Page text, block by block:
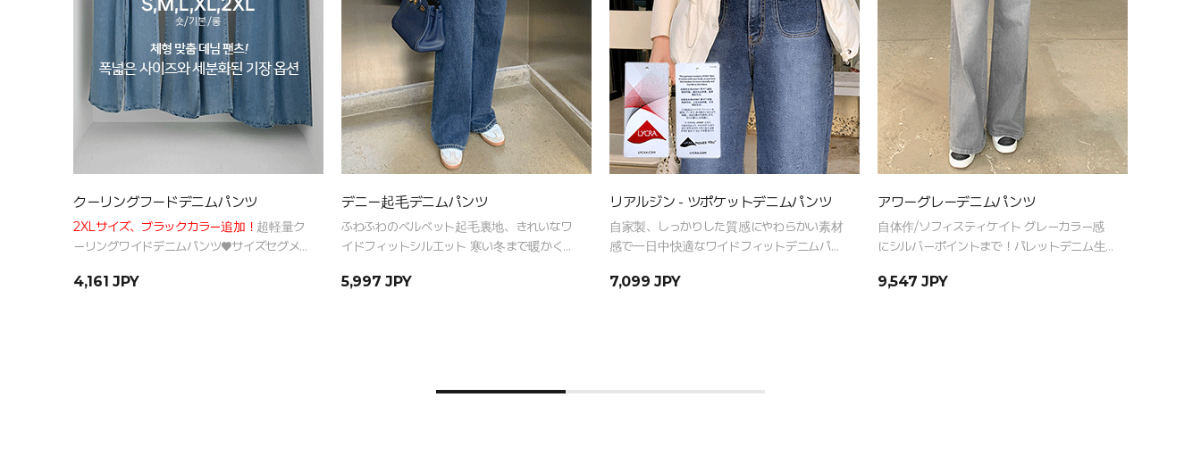
クーリングフードデニムパンツ
2XLサイズ、ブラックカラー追加！ 超軽量ク
ーリングワイドデニムパンツ♥サイズセグメ
4,161 JPY
デニー起毛デニムパンツ
ふわふわのベルベット起毛裏地、きれいなワ
イドフィットシルエット 寒い冬まで暖かく楽
5,997 JPY
リアルジン - ツポケットデニムパンツ
自家製、しっかりした質感にやわらかい素材
感で一日中快適なワイドフィットデニムパン
7,099 JPY
アワーグレーデニムパンツ
自体作/ソフィスティケイト グレーカラー感
にシルバーポイントまで！パレットデニム生
9,547 JPY